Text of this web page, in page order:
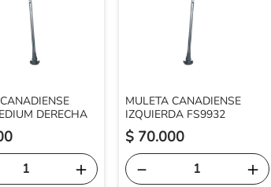
DERECHA
＋
MULETA CANADIENSE
IZQUIERDA FS9932
$ 70.000
＋
－